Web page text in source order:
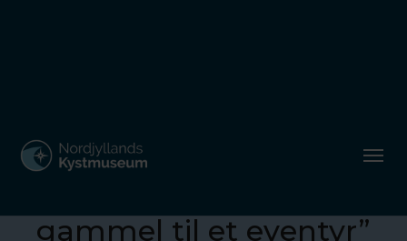
Ny udstilling på
gammel til et eventyr”